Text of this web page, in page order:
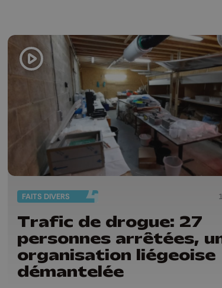
FAITS DIVERS
Trafic de drogue: 27
personnes arrêtées,
organisation liégeoise
démantelée